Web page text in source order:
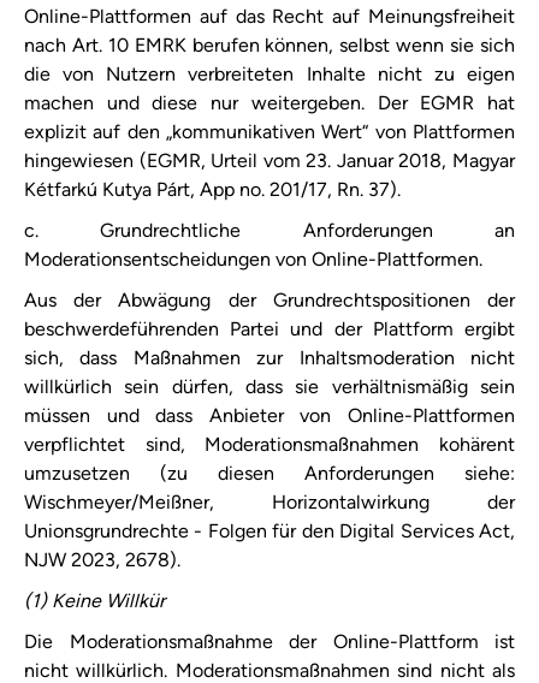
Online-Plattformen auf das Recht auf Meinungsfreiheit
nach Art. 10 EMRK berufen können, selbst wenn sie sich
die von Nutzern verbreiteten Inhalte nicht zu eigen
machen und diese nur weitergeben. Der EGMR hat
explizit auf den „kommunikativen Wert“ von Plattformen
hingewiesen (EGMR, Urteil vom 23. Januar 2018, Magyar
Kétfarkú Kutya Párt, App no. 201/17, Rn. 37).
c. Grundrechtliche Anforderungen an
Moderationsentscheidungen von Online-Plattformen.
Aus der Abwägung der Grundrechtspositionen der
beschwerdeführenden Partei und der Plattform ergibt
sich, dass Maßnahmen zur Inhaltsmoderation nicht
willkürlich sein dürfen, dass sie verhältnismäßig sein
müssen und dass Anbieter von Online-Plattformen
verpflichtet sind, Moderationsmaßnahmen kohärent
umzusetzen (zu diesen Anforderungen siehe:
Wischmeyer/Meißner, Horizontalwirkung der
Unionsgrundrechte - Folgen für den Digital Services Act,
NJW 2023, 2678).
(1) Keine Willkür
Die Moderationsmaßnahme der Online-Plattform ist
nicht willkürlich. Moderationsmaßnahmen sind nicht als